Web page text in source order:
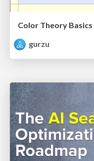
Color Theory
gurzu